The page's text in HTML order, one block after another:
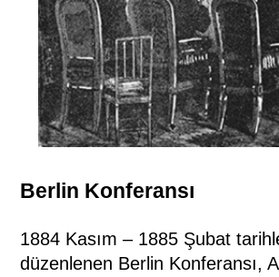
Berlin Konferansı
1884 Kasım – 1885 Şubat
düzenlenen Berlin Konferansı,